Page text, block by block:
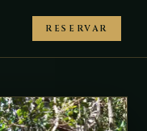
RESERVAR